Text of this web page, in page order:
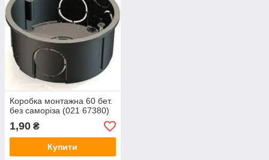
Коробка монтажна 60 бет.
без саморіза (021 67380)
1,90 ₴
Купити